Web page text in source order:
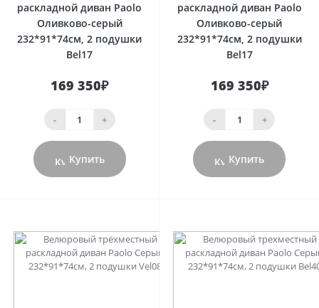
раскладной диван Paolo
Оливково-серый
232*91*74см, 2 подушки
Bel17
169 350₽
- +
Купить
раскладной диван Paolo
Оливково-серый
232*91*74см, 2 подушки
Bel17
169 350₽
- +
Купить